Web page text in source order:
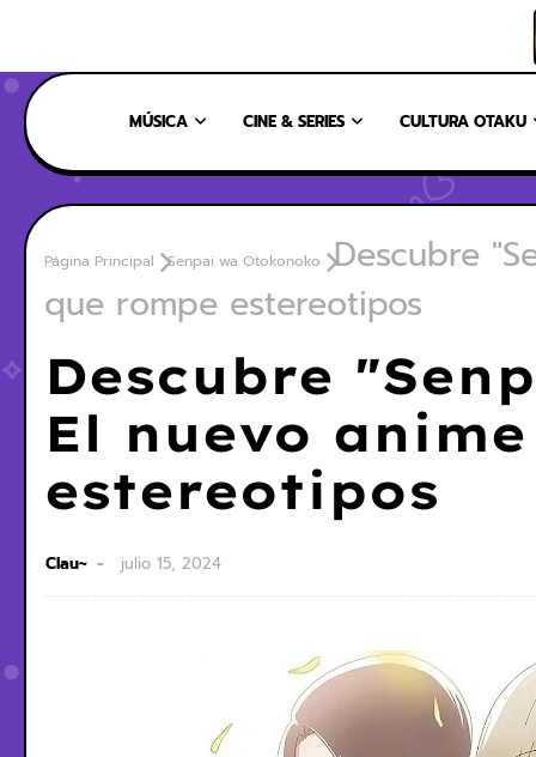
MÚSICA CINE & SERIES CULTURA OTAKU
Página Principal Senpai wa Otokonoko
Descubre
que rompe estereotipos
Descubre
El nuevo
estereotipos
Clau~ julio 15, 2024